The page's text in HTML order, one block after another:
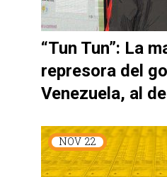
“Tun Tun”: La
represora del
Venezuela, al
NOV 22